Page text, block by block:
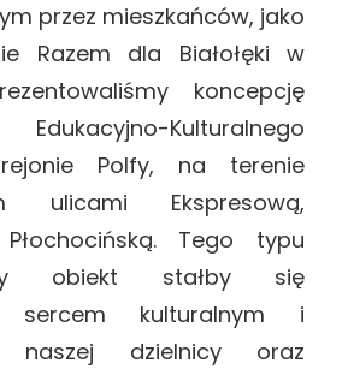
przez mieszkańców, jako
Razem dla Białołęki w
koncepcję
Kulturalnego
Polfy, na terenie
ulicami Ekspresową,
Tego typu
obiekt stałby się
sercem kulturalnym i
naszej dzielnicy oraz